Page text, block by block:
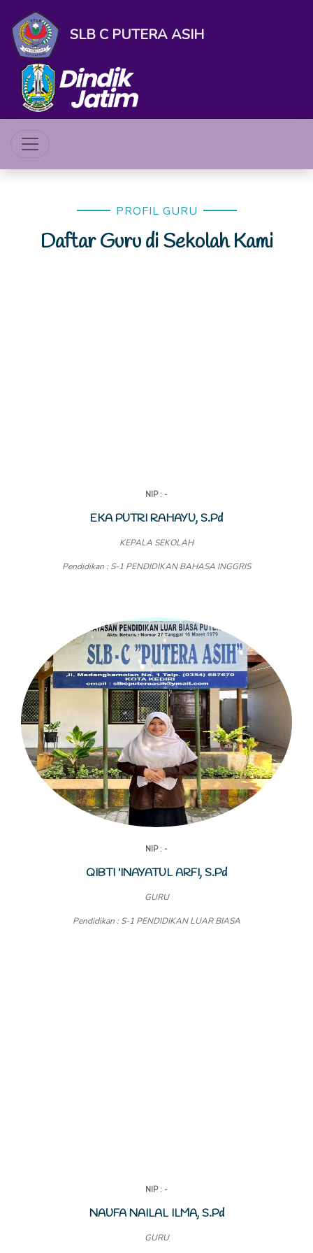
SLB C PUTERA ASIH
PROFIL GURU
Daftar Guru di Sekolah Kami
NIP : -
EKA PUTRI RAHAYU, S.Pd
KEPALA SEKOLAH
Pendidikan : S-1 PENDIDIKAN BAHASA INGGRIS
NIP : -
QIBTI 'INAYATUL ARFI, S.Pd
GURU
Pendidikan : S-1 PENDIDIKAN LUAR BIASA
NIP : -
NAUFA NAILAL ILMA, S.Pd
GURU